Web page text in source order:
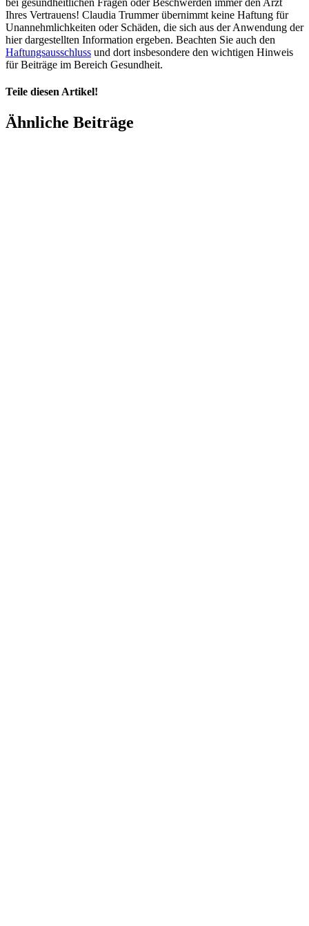
bei gesundheitlichen Fragen oder Beschwerden immer den Arzt
Ihres Vertrauens! Claudia Trummer übernimmt keine Haftung für
Unannehmlichkeiten oder Schäden, die sich aus der Anwendung der
hier dargestellten Information ergeben. Beachten Sie auch den
Haftungsausschluss und dort insbesondere den wichtigen Hinweis
für Beiträge im Bereich Gesundheit.
Teile diesen Artikel!
Facebook
X
LinkedIn
WhatsApp
Pinterest
Xing
Ähnliche Beiträge